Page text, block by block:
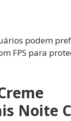
podem
FPS para
Noite